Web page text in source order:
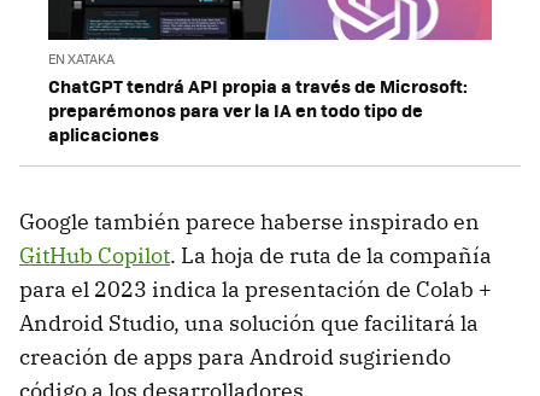
EN XATAKA
ChatGPT tendrá API propia a través de Microsoft:
preparémonos para ver la IA en todo tipo de
aplicaciones
Google también parece haberse inspirado en
GitHub Copilot. La hoja de ruta de la compañía
para el 2023 indica la presentación de Colab +
Android Studio, una solución que facilitará la
creación de apps para Android sugiriendo
código a los desarrolladores.